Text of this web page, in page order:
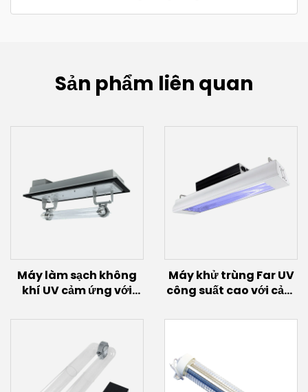
Sản phẩm liên quan
Máy làm sạch không
khí UV cảm ứng với
(200W~600W)
Máy khử trùng Far UV
công suất cao với cảm
(100W/150W)